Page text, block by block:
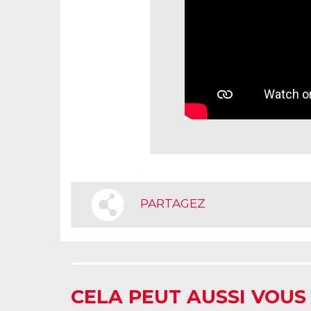
PARTAGEZ
CELA PEUT AUSSI VOUS